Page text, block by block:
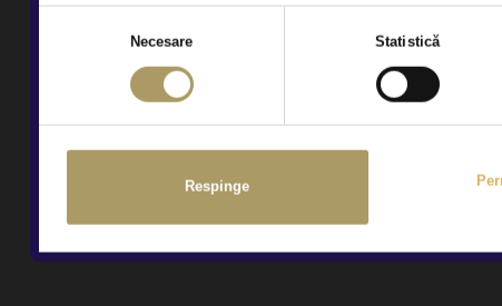
Necesare Statistică
Respinge
marketing, inclusiv prin Newsletter, în condițiile explicate
Da
Sunteți de acord să vă contactăm ocazional pentru
aici
Da Nu